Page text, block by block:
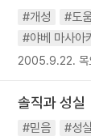
#개성 #도
#야베 마사아키
2005.9.22. 목
솔직과 성실
#믿음 #성실